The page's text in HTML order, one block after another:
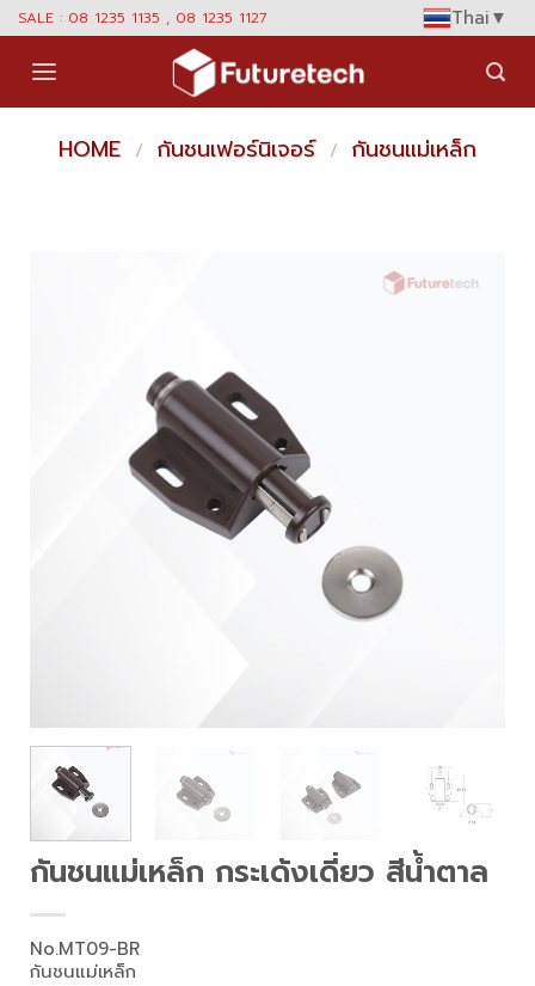
Skip
content
SALE : 08 1235 1135 , 08 1235 1127 Thai▼
HOME / กันชนเฟอร์นิเจอร์ / กันชนแม่เหล็ก
กันชนแม่เหล็ก กระเด้งเดี่ยว สีน้ำตาล
No.MT09-BR
กันชนแม่เหล็ก